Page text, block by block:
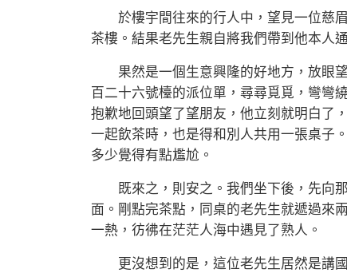
於樓宇間往來的行人中，望見一位慈眉
茶樓。結果老先生親自將我們帶到他本人
果然是一個生意興隆的好地方，放眼望
百二十六號檯的派位單，尋尋覓覓，彎彎
抱歉地回頭望了望朋友，他立刻就明白了
一起飲茶時，也是得和別人共用一張桌子
多少覺得有點尷尬。
既來之，則安之。我們坐下後，先向那
面。剛點完茶點，同桌的老先生就遞過來
一熱，彷彿在茫茫人海中遇見了熟人。
更沒想到的是，這位老先生居然是講國